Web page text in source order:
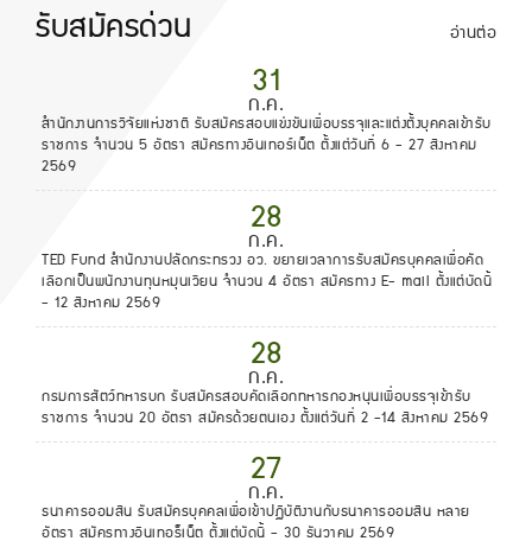
รับสมัครด่วน อ่านต่อ
31
ก.ค.
สำนักงานการวิจัยแห่งชาติ รับสมัครสอบแข่งขันเพื่อบรรจุและแต่งตั้งบุคคลเข้ารับ
ราชการ จำนวน 5 อัตรา สมัครทางอินเทอร์เน็ต ตั้งแต่วันที่ 6 - 27 สิงหาคม
2569
28
ก.ค.
TED Fund สำนักงานปลัดกระทรวง อว. ขยายเวลาการรับสมัครบุคคลเพื่อคัด
เลือกเป็นพนักงานทุนหมุนเวียน จำนวน 4 อัตรา สมัครทาง E- mail ตั้งแต่บัดนี้
- 12 สิงหาคม 2569
28
ก.ค.
กรมการสัตว์ทหารบก รับสมัครสอบคัดเลือกทหารกองหนุนเพื่อบรรจุเข้ารับ
ราชการ จำนวน 20 อัตรา สมัครด้วยตนเอง ตั้งแต่วันที่ 2 -14 สิงหาคม 2569
27
ก.ค.
ธนาคารออมสิน รับสมัครบุคคลเพื่อเข้าปฏิบัติงานกับธนาคารออมสิน หลาย
อัตรา สมัครทางอินเทอร็เน็ต ตั้งแต่บัดนี้ - 30 ธันวาคม 2569